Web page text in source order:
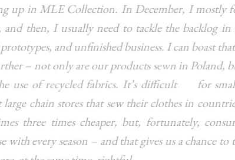
up in MLE Collection. In December, I mostly
and then, I usually need to tackle the backlog in
and unfinished business. I can boast
– not only are our products sewn in Poland,
use of recycled fabrics. It’s difficult for
large chain stores that sew their clothes in
three times cheaper, but, fortunately,
with every season – and that gives us a chance